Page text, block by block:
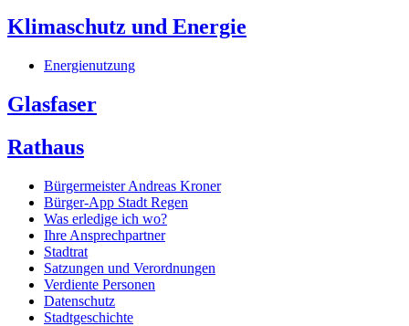
Klimaschutz und Energie
Energienutzung
Glasfaser
Rathaus
Bürgermeister Andreas Kroner
Bürger-App Stadt Regen
Was erledige ich wo?
Ihre Ansprechpartner
Stadtrat
Satzungen und Verordnungen
Verdiente Personen
Datenschutz
Stadtgeschichte